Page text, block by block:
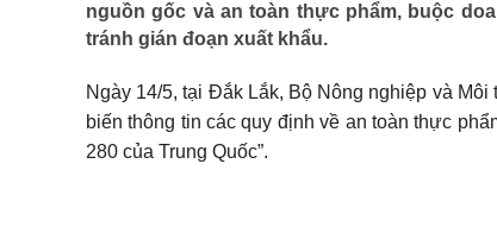
nguồn gốc và an toàn thực phẩm, buộc
tránh gián đoạn xuất khẩu.
Ngày 14/5, tại Đắk Lắk, Bộ Nông nghiệp và
biến thông tin các quy định về an toàn thực
280 của Trung Quốc”.